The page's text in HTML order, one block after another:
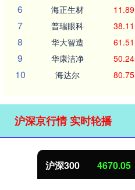
6 海正生材 11.89
7 普瑞眼科 38.11
8 华大智造 61.51
9 华康洁净 50.24
10 海达尔 80.75
沪深京行情 实时轮播
沪深300 4670.05